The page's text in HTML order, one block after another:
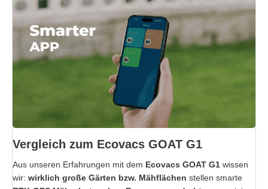
Vergleich zum Ecovacs GOAT G1
Aus unseren Erfahrungen mit dem Ecovacs GOAT G1 wissen
wir: wirklich große Gärten bzw. Mähflächen stellen smarte